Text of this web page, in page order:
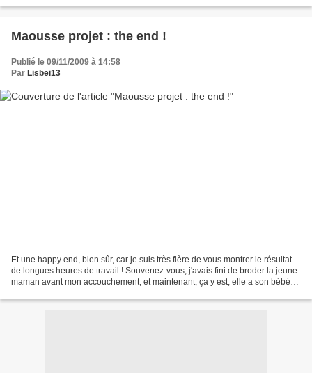
Maousse projet : the end !
Publié le 09/11/2009 à 14:58
Par Lisbei13
Et une happy end, bien sûr, car je suis très fière de vous montrer le résultat
de longues heures de travail ! Souvenez-vous, j'avais fini de broder la jeune
maman avant mon accouchement, et maintenant, ça y est, elle a son bébé